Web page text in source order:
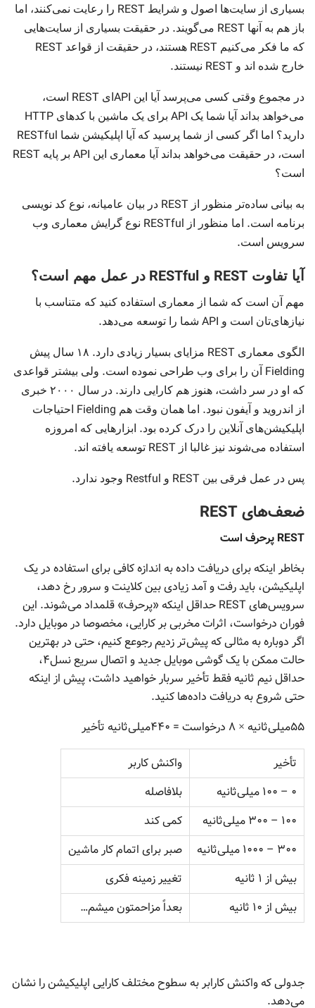
بسیاری از سایت‌ها اصول و شرایط REST را رعایت نمی‌کنند، اما
باز هم به آنها REST می‌گویند. در حقیقت بسیاری از سایت‌هایی
که ما فکر می‌کنیم REST هستند، در حقیقت از قواعد REST
خارج شده اند و REST نیستند.
در مجموع وقتی کسی می‌پرسد آیا این API ای REST است،
می‌خواهد بداند آیا شما یک API برای یک ماشین با کدهای HTTP
دارید؟ اما اگر کسی از شما پرسید که آیا اپلیکیشن شما RESTful
است، در حقیقت می‌خواهد بداند آیا معماری این API بر پایه REST
است؟
به بیانی ساده‌تر منظور از REST در بیان عامیانه، نوع کد نویسی
برنامه است. اما منظور از RESTful نوع گرایش معماری وب
سرویس است.
آیا تفاوت REST و RESTful در عمل مهم است؟
مهم آن است که شما از معماری استفاده کنید که متناسب با
نیازهای‌تان است و API شما را توسعه می‌دهد.
الگوی معماری REST مزایای بسیار زیادی دارد. ۱۸ سال پیش
Fielding آن را برای وب طراحی نموده است. ولی بیشتر قواعدی
که او در سر داشت، هنوز هم کارایی دارند.
در سال ۲۰۰۰ خبری
از اندروید و آیفون نبود. اما همان وقت هم Fielding احتیاجات
اپلیکیشن‌های آنلاین را درک کرده بود. ابزارهایی که امروزه
استفاده می‌شوند نیز غالبا از REST توسعه یافته اند.
پس در عمل فرقی بین REST و Restful وجود ندارد.
ضعف‌های REST
REST پرحرف است
بخاطر اینکه برای دریافت داده به اندازه کافی برای استفاده در یک
اپلیکیشن، باید رفت و آمد زیادی بین کلاینت و سرور رخ دهد،
سرویس‌های REST حداقل اینکه «پرحرف» قلمداد می‌شوند. این
فوران درخواست‌، اثرات مخربی بر کارایی، مخصوصا در موبایل دارد.
اگر دوباره به مثالی که پیش‌تر زدیم رجوعع کنیم، حتی در بهترین
حالت ممکن با یک گوشی موبایل جدید و اتصال سریع نسل۴،
حداقل نیم ثانیه فقط تأخیر سربار خواهید داشت، پیش از اینکه
حتی شروع به دریافت داده‌ها کنید.
۵۵میلی‌ثانیه × ۸ درخواست = ۴۴۰میلی‌ثانیه تأخیر
تأخیر
واکنش کاربر
۰ – ۱۰۰ میلی‌ثانیه
بلافاصله
۱۰۰ – ۳۰۰ میلی‌ثانیه
کمی کند
۳۰۰ – ۱۰۰۰ میلی‌ثانیه
صبر برای اتمام کار ماشین
بیش از ۱ ثانیه
تغییر زمینه فکری
بیش از ۱۰ ثانیه
بعداً مزاحمتون میشم…
جدولی که واکنش کارابر به سطوح مختلف کارایی اپلیکیشن را نشان
می‌دهد.